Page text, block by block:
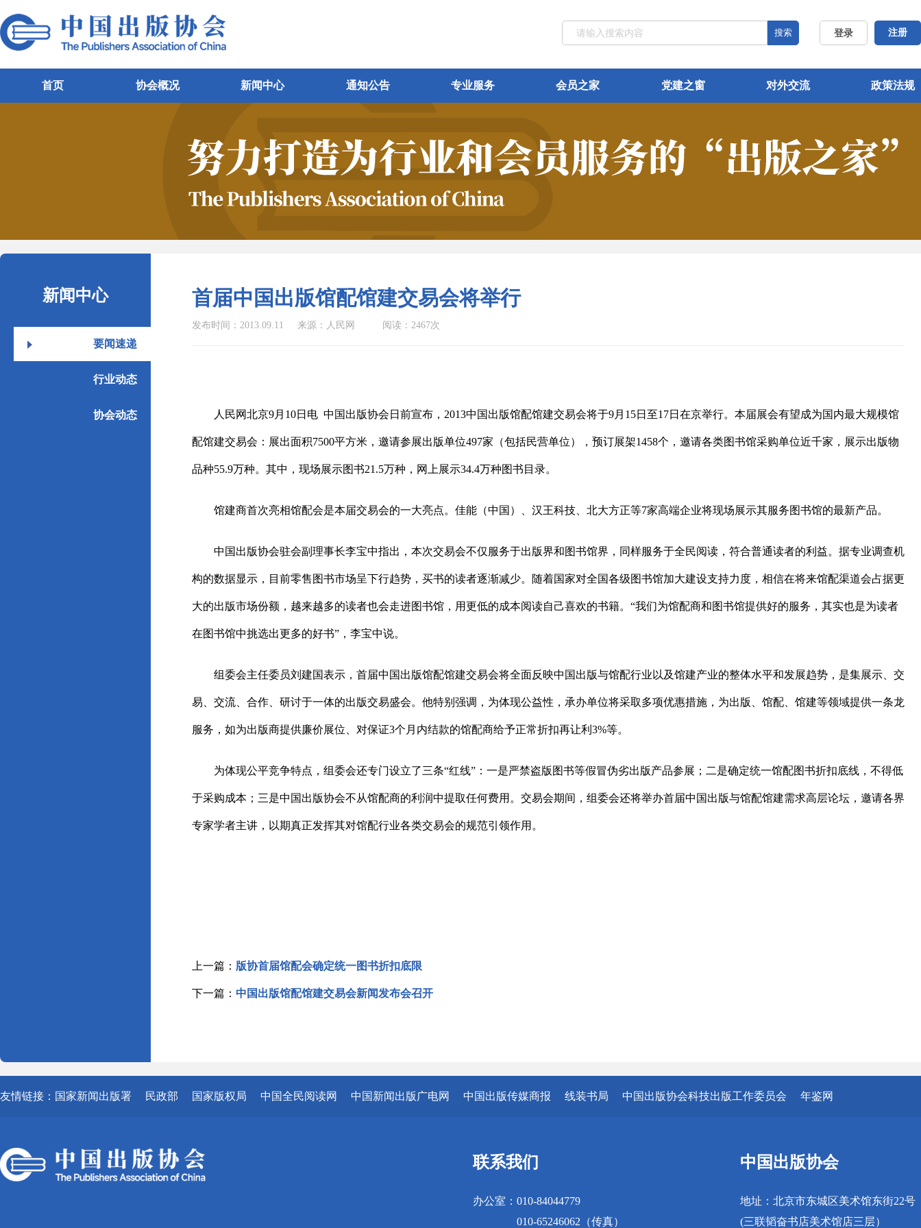
登录 注册
搜索
首页 协会概况 新闻中心 通知公告 专业服务 会员之家 党建之窗 对外交流 政策法规
新闻中心
要闻速递
行业动态
协会动态
首届中国出版馆配馆建交易会将举行
发布时间：2013.09.11 来源：人民网 阅读：2467次
人民网北京9月10日电 中国出版协会日前宣布，2013中国出版馆配馆建交易会将于9月15日至17日在京举行。 本届展会有望成为国内最大规模馆
配馆建交易会：展出面积7500平方米，邀请参展出版单位497家（包括民营单位），预订展架1458个，邀请各类图书馆采购单位近千家，展示出版物
品种55.9万种。其中，现场展示图书21.5万种，网上展示34.4万种图书目录。
馆建商首次亮相馆配会是本届交易会的一大亮点。佳能（中国）、汉王科技、北大方正等7家高端企业将现场展示其服务图书馆的最新产品。
中国出版协会驻会副理事长李宝中指出，本次交易会不仅服务于出版界和图书馆界，同样服务于全民阅读，符合普通读者的利益。据专业调查机
构的数据显示，目前零售图书市场呈下行趋势，买书的读者逐渐减少。随着国家对全国各级图书馆加大建设支持力度，相信在将来馆配渠道会占据更
大的出版市场份额，越来越多的读者也会走进图书馆，用更低的成本阅读自己喜欢的书籍。“我们为馆配商和图书馆提供好的服务，其实也是为读者
在图书馆中挑选出更多的好书”，李宝中说。
组委会主任委员刘建国表示，首届中国出版馆配馆建交易会将全面反映中国出版与馆配行业以及馆建产业的整体水平和发展趋势，是集展示、交
易、交流、合作、研讨于一体的出版交易盛会。他特别强调，为体现公益性，承办单位将采取多项优惠措施，为出版、馆配、馆建等领域提供一条龙
服务，如为出版商提供廉价展位、对保证3个月内结款的馆配商给予正常折扣再让利3%等。
为体现公平竞争特点，组委会还专门设立了三条“红线”：一是严禁盗版图书等假冒伪劣出版产品参展；二是确定统一馆配图书折扣底线，不得低
于采购成本；三是中国出版协会不从馆配商的利润中提取任何费用。交易会期间，组委会还将举办首届中国出版与馆配馆建需求高层论坛，邀请各界
专家学者主讲，以期真正发挥其对馆配行业各类交易会的规范引领作用。
上一篇： 版协首届馆配会确定统一图书折扣底限
下一篇： 中国出版馆配馆建交易会新闻发布会召开
友情链接： 国家新闻出版署 民政部 国家版权局 中国全民阅读网 中国新闻出版广电网 中国出版传媒商报 线装书局 中国出版协会科技出版工作委员会 年鉴网
联系我们
办公室：010-84044779
010-65246062（传真）
中国出版协会
地址：北京市东城区美术馆东街22号
(三联韬奋书店美术馆店三层）